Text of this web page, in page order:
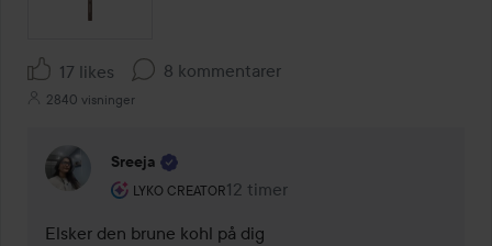
17 likes 8 kommentarer
2840 visninger
Sreeja
LYKO CREATOR
Brugerens rolle: Lyko Creator.
12 timer
Kommentaren lades 12 timer
Elsker den brune kohl på dig